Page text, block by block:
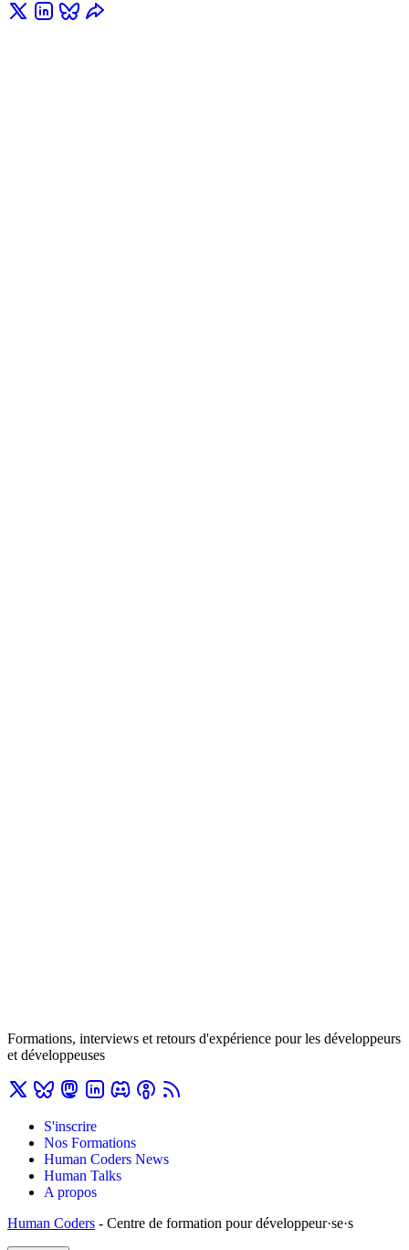
Formations, interviews et retours d'expérience pour les développeurs
et développeuses
S'inscrire
Nos Formations
Human Coders News
Human Talks
A propos
Human Coders - Centre de formation pour développeur·se·s